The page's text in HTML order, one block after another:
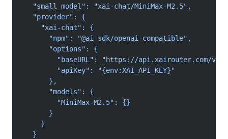
  "small_model": "xai-chat/MiniMax-M2.5",
  "provider": {
    "xai-chat": {
      "npm": "@ai-sdk/openai-compatible",
      "options": {
        "baseURL": "https://api.xairouter.com/v1",
        "apiKey": "{env:XAI_API_KEY}"
      },
      "models": {
        "MiniMax-M2.5": {}
      }
    }
  }